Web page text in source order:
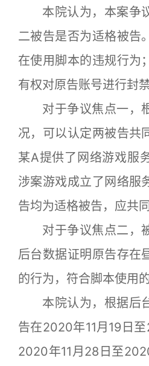
本院认为，本案争议
二被告是否为适格被告
在使用脚本的违规行为
有权对原告账号进行封
对于争议焦点一，
况，可以认定两被告共
某A提供了网络游戏服
涉案游戏成立了网络服
告均为适格被告，应共
对于争议焦点二，
后台数据证明原告存在
的行为，符合脚本使用的
本院认为，根据后
告在2020年11月19日至
2020年11月28日至